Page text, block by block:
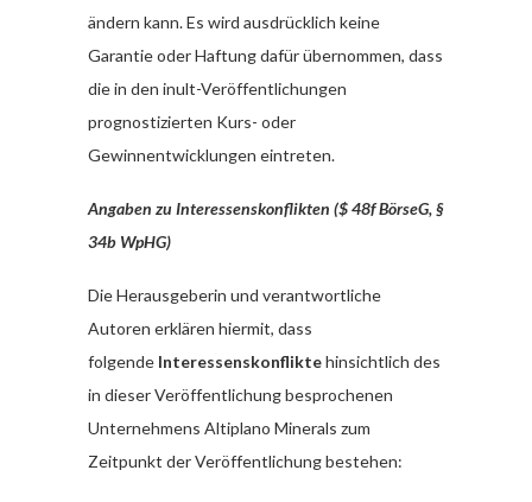
ändern kann. Es wird ausdrücklich keine
Garantie oder Haftung dafür übernommen, dass
die in den inult-Veröffentlichungen
prognostizierten Kurs- oder
Gewinnentwicklungen eintreten.
Angaben zu Interessenskonflikten ($ 48f BörseG, §
34b WpHG)
Die Herausgeberin und verantwortliche
Autoren erklären hiermit, dass
folgende Interessenskonfliktehinsichtlich des
in dieser Veröffentlichung besprochenen
Unternehmens Altiplano Minerals zum
Zeitpunkt der Veröffentlichung bestehen: